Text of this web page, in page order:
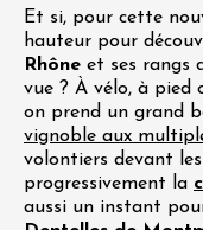
Et si, pour cette
hauteur pour
Rhône et ses rangs
vue ? À vélo, à pied
on prend un grand
vignoble aux
volontiers devant
progressivement la
aussi un instant